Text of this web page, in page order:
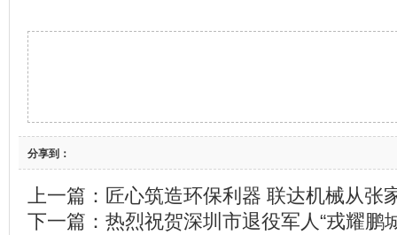
分享到：
上一篇： 匠心筑造环保利器 联达机械从张
下一篇： 热烈祝贺深圳市退役军人“戎耀鹏